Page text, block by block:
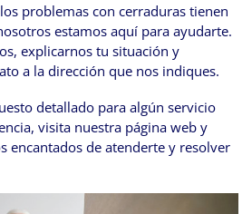
problemas con cerraduras tienen
estamos aquí para ayudarte.
explicarnos tu situación y
a la dirección que nos indiques.
detallado para algún servicio
visita nuestra página web y
encantados de atenderte y resolver